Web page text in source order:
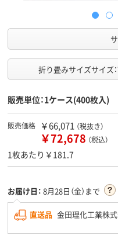
折り畳みサイズサイズ
販売単位：1ケース(400枚入)
販売価格 ￥66,071 （税抜き）
￥72,678 （税込）
1枚あたり￥181.7
お届け日： 8月28日（金）まで
直送品 金田理化工業株